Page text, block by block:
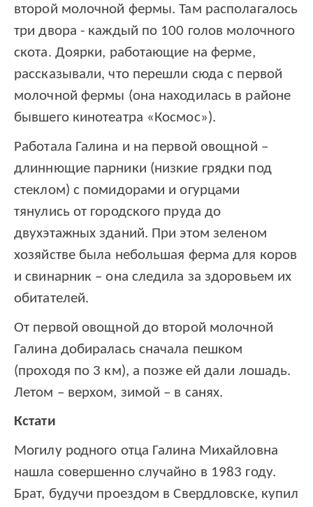
второй молочной фермы. Там располагалось
три двора - каждый по 100 голов молочного
скота. Доярки, работающие на ферме,
рассказывали, что перешли сюда с первой
молочной фермы (она находилась в районе
бывшего кинотеатра «Космос»).
Работала Галина и на первой овощной –
длиннющие парники (низкие грядки под
стеклом) с помидорами и огурцами
тянулись от городского пруда до
двухэтажных зданий. При этом зеленом
хозяйстве была небольшая ферма для коров
и свинарник – она следила за здоровьем их
обитателей.
От первой овощной до второй молочной
Галина добиралась сначала пешком
(проходя по 3 км), а позже ей дали лошадь.
Летом – верхом, зимой – в санях.
Кстати
Могилу родного отца Галина Михайловна
нашла совершенно случайно в 1983 году.
Брат, будучи проездом в Свердловске, купил